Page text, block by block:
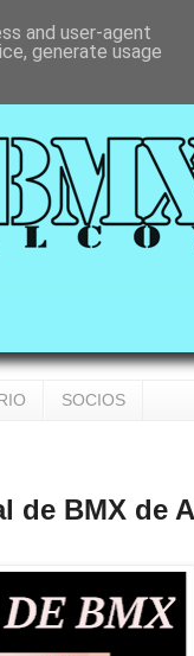
SOCIOS
de BMX de
and user-agent
generate usage